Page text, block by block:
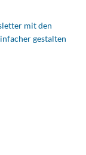
mit den
gestalten